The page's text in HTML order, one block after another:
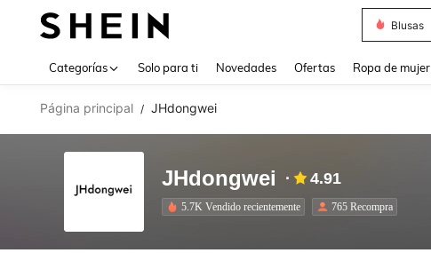
Blusas
Categorías Solo para ti Novedades Ofertas Ropa de mujer
Página principal / JHdongwei
JHdongwei 4.91
5.7K Vendido recientemente 765 Recompra